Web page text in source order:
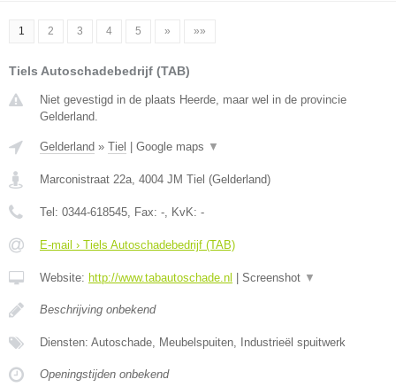
1 2 3 4 5 » »»
Tiels Autoschadebedrijf (TAB)
Niet gevestigd in de plaats Heerde, maar wel in de provincie
Gelderland.
Gelderland » Tiel Google maps ▼
Marconistraat 22a, 4004 JM Tiel (Gelderland)
Tel: 0344-618545, Fax: -, KvK: -
E-mail › Tiels Autoschadebedrijf (TAB)
Website: http://www.tabautoschade.nl Screenshot ▼
Beschrijving onbekend
Diensten: Autoschade, Meubelspuiten, Industrieël spuitwerk
Openingstijden onbekend